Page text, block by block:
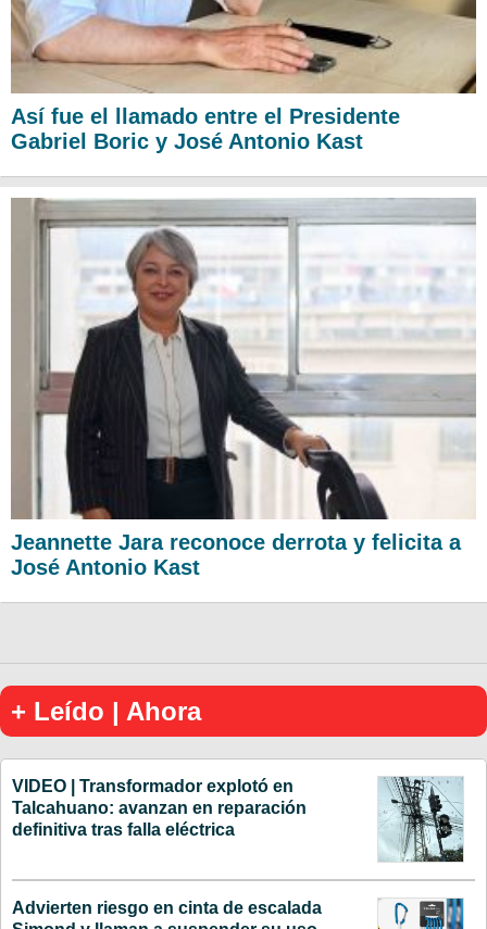
Así fue el llamado entre el Presidente
Gabriel Boric y José Antonio Kast
Jeannette Jara reconoce derrota y felicita a
José Antonio Kast
+ Leído | Ahora
VIDEO | Transformador explotó en
Talcahuano: avanzan en reparación
definitiva tras falla eléctrica
Advierten riesgo en cinta de escalada